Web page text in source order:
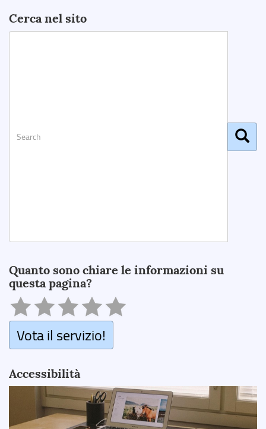
Cerca nel sito
Quanto sono chiare le informazioni su
questa pagina?
Vota il servizio!
Accessibilità